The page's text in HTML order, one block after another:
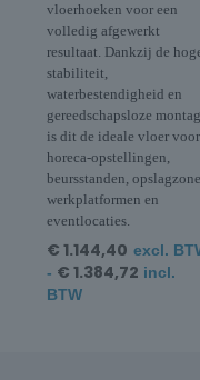
vloerhoeken voor een
volledig afgewerkt
resultaat. Dankzij de
stabiliteit,
waterbestendigheid en
gereedschapsloze
is dit de ideale vloer voor
horeca-opstellingen,
beursstanden,
werkplatformen en
eventlocaties.
€ 1.144,40 excl.
- € 1.384,72 incl.
BTW